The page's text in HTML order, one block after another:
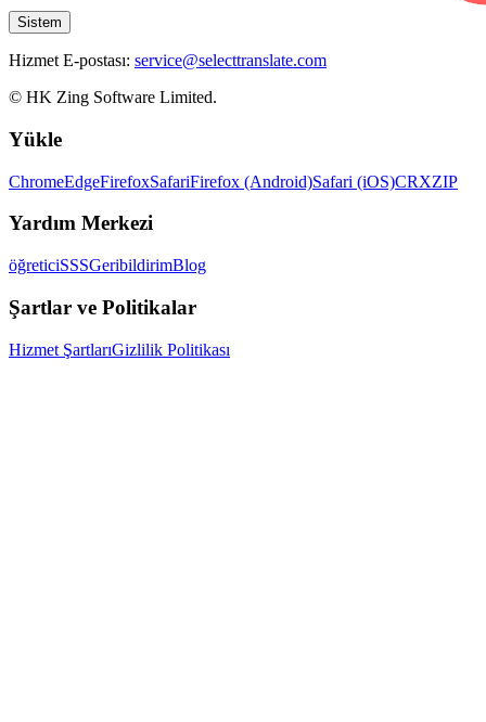
Sistem
Hizmet E-postası: service@selecttranslate.com
© HK Zing Software Limited.
Yükle
ChromeEdgeFirefoxSafariFirefox (Android)Safari (iOS)CRXZIP
Yardım Merkezi
öğreticiSSSGeribildirimBlog
Şartlar ve Politikalar
Hizmet ŞartlarıGizlilik Politikası